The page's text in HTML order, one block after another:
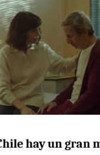
hay un gran